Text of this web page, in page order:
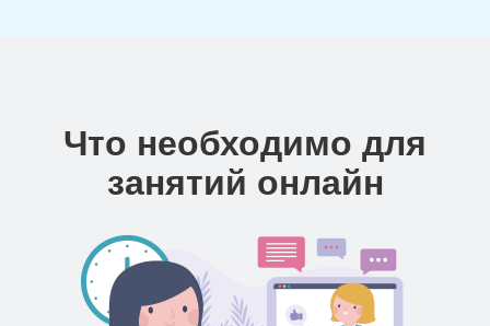
Что необходимо для
занятий онлайн